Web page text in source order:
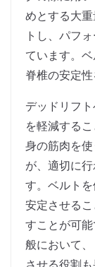
めとする大
トし、パフ
ています。
脊椎の安定
デッドリフ
を軽減する
身の筋肉を
が、適切に
す。ベルト
安定させる
すことが可
般において